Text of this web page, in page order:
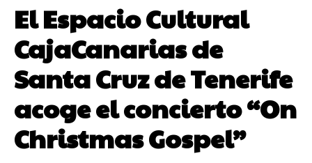
El Espacio Cultural
CajaCanarias de
Santa Cruz de Tenerife
acoge el concierto “On
Christmas Gospel”